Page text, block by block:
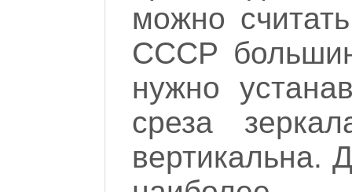
можно
СССР
нужно
среза
вертикальна.